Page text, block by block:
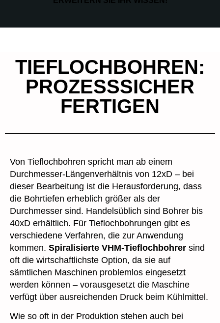
TIEFLOCHBOHREN:
PROZESSSICHER
FERTIGEN
Von Tieflochbohren spricht man ab einem
Durchmesser-Längenverhältnis von 12xD – bei
dieser Bearbeitung ist die Herausforderung, dass
die Bohrtiefen erheblich größer als der
Durchmesser sind. Handelsüblich sind Bohrer bis
40xD erhältlich. Für Tieflochbohrungen gibt es
verschiedene Verfahren, die zur Anwendung
kommen. Spiralisierte VHM-Tieflochbohrer sind
oft die wirtschaftlichste Option, da sie auf
sämtlichen Maschinen problemlos eingesetzt
werden können – vorausgesetzt die Maschine
verfügt über ausreichenden Druck beim Kühlmittel.
Wie so oft in der Produktion stehen auch bei